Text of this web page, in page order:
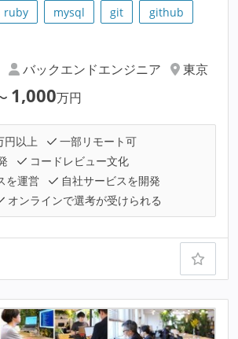
ruby mysql git
github
バックエンドエンジニア
東京
1,000万円
円以上
一部リモート可
コードレビュー文化
を運営
自社サービスを開発
オンラインで選考が受けられる